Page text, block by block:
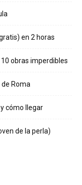
en 2 horas
obras imperdibles
Roma
cómo llegar
de la perla)